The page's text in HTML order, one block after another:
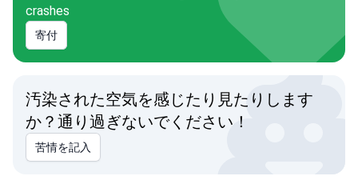
crashes
寄付
汚染された空気を感じたり見たりします
か？通り過ぎないでください！
苦情を記入